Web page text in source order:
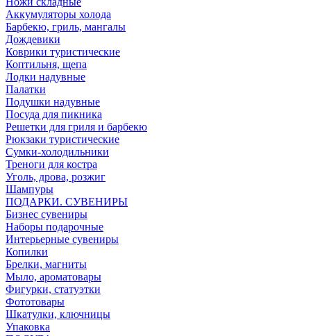
Аккумуляторы холода
Барбекю, гриль, мангалы
Дождевики
Коврики туристические
Коптильня, щепа
Лодки надувные
Палатки
Подушки надувные
Посуда для пикника
Решетки для гриля и барбекю
Рюкзаки туристические
Сумки-холодильники
Треноги для костра
Уголь, дрова, розжиг
Шампуры
ПОДАРКИ. СУВЕНИРЫ
Бизнес сувениры
Наборы подарочные
Интерьерные сувениры
Копилки
Брелки, магниты
Мыло, ароматовары
Фигурки, статуэтки
Фототовары
Шкатулки, ключницы
Упаковка